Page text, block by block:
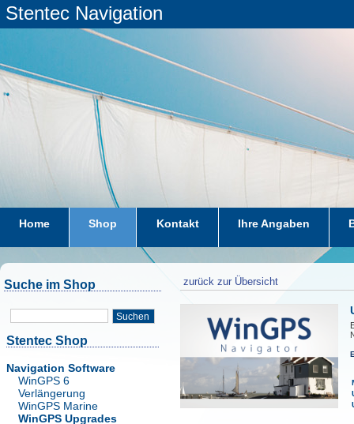
Stentec Navigation
Home Shop Kontakt Ihre Angaben
Suche im Shop
Suchen
Stentec Shop
Navigation Software
WinGPS 6
Verlängerung
WinGPS Marine
WinGPS Upgrades
zurück zur Übersicht